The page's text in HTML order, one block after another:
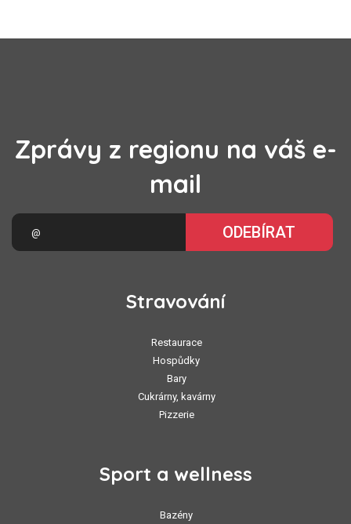
Zprávy z regionu na váš e-
mail
ODEBÍRAT
Stravování
Restaurace
Hospůdky
Bary
Cukrárny, kavárny
Pizzerie
Sport a wellness
Bazény